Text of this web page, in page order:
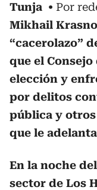
Tunja Por
Mikhail
“cacerolazo”
que el Consejo
elección y
por delitos
pública y
que le
En la noche
sector de Los